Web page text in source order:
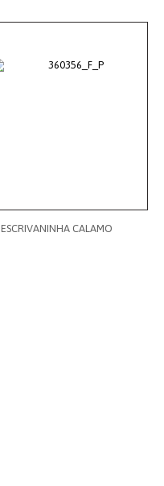
ESCRIVANINHA CALAMO